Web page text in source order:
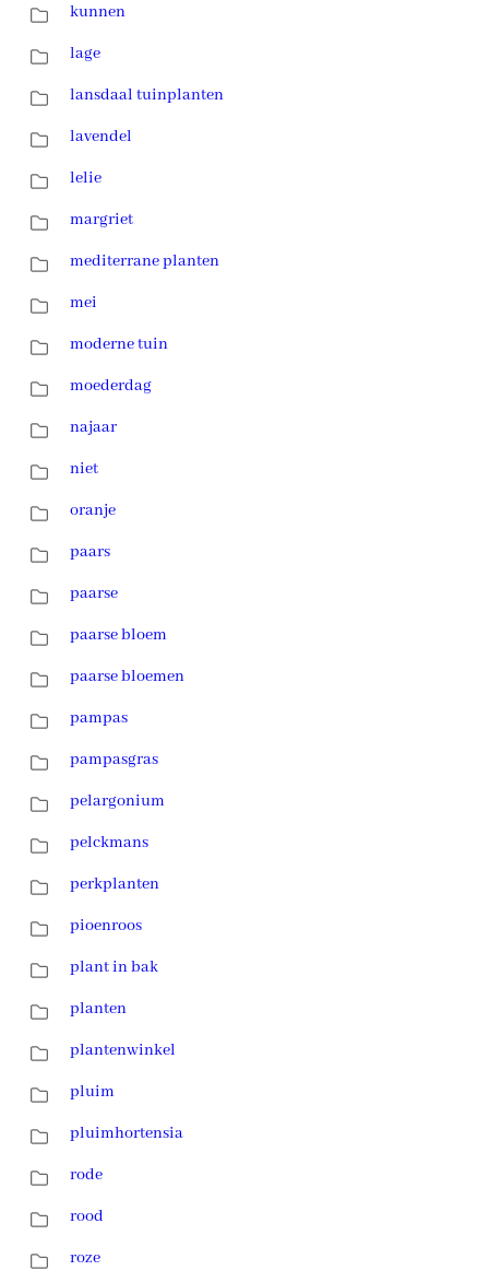
kunnen
lage
lansdaal tuinplanten
lavendel
lelie
margriet
mediterrane planten
mei
moderne tuin
moederdag
najaar
niet
oranje
paars
paarse
paarse bloem
paarse bloemen
pampas
pampasgras
pelargonium
pelckmans
perkplanten
pioenroos
plant in bak
planten
plantenwinkel
pluim
pluimhortensia
rode
rood
roze